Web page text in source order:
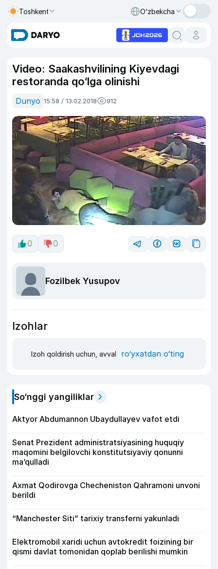
Toshkent O‘zbekcha
Video: Saakashvilining Kiyevdagi
restoranda qo‘lga olinishi
Dunyo 15:58 / 13.02.2018 912
0 0
Fozilbek Yusupov
Izohlar
Izoh qoldirish uchun, avval ro‘yxatdan o‘ting
So‘nggi yangiliklar
Aktyor Abdu­mannon Ubaydullayev vafot etdi
Senat Prezident administratsiyasining huquqiy
maqomini belgilovchi konstitutsiyaviy qonunni
ma’qulladi
Axmat Qodirovga Checheniston Qahramoni unvoni
berildi
“Manchester Siti” tarixiy transferni yakunladi
Elektromobil xaridi uchun avtokredit foizining bir
qismi davlat tomonidan qoplab berilishi mumkin